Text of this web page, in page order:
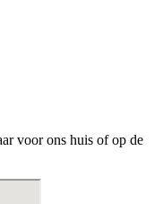
voor ons huis of op de